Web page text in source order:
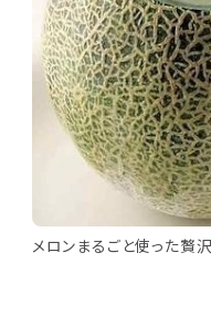
メロンまるごと使った贅